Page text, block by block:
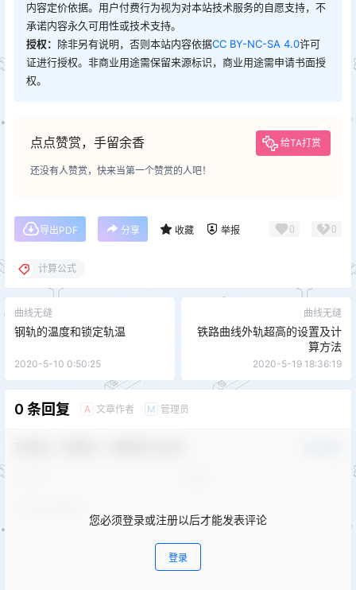
内容定价依据。用户付费行为视为对本站技术服务的自愿支持，不
承诺内容永久可用性或技术支持。
授权： 除非另有说明，否则本站内容依据CC BY-NC-SA 4.0许可
证进行授权。非商业用途需保留来源标识，商业用途需申请书面授
权。
点点赞赏，手留余香 给TA打赏
还没有人赞赏，快来当第一个赞赏的人吧！
导出PDF 分享 收藏 举报 0 0
计算公式
曲线无缝
钢轨的温度和锁定轨温
2020-5-10 0:50:25
曲线无缝
铁路曲线外轨超高的设置及计
算方法
2020-5-19 18:36:19
0 条回复 A 文章作者 M 管理员
您必须登录或注册以后才能发表评论
登录